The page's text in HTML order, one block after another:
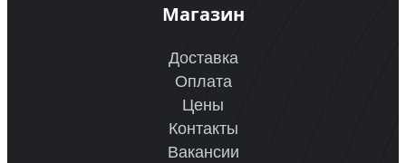
Магазин
Доставка
Оплата
Цены
Контакты
Вакансии